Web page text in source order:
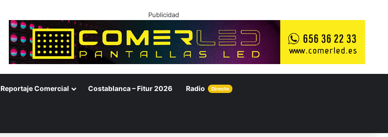
Publicidad
Reportaje Comercial Costablanca – Fitur 2026 Radio Directo